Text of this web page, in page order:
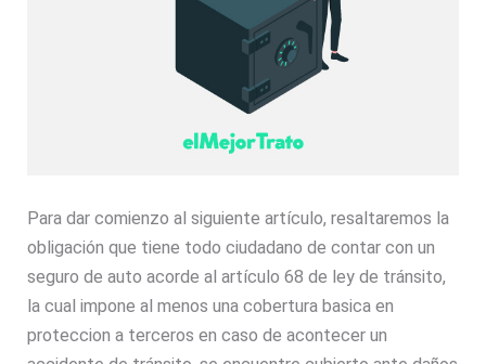
Para dar comienzo al siguiente artículo, resaltaremos la
obligación que tiene todo ciudadano de contar con un
seguro de auto acorde al artículo 68 de ley de tránsito,
la cual impone al menos una cobertura basica en
proteccion a terceros en caso de acontecer un